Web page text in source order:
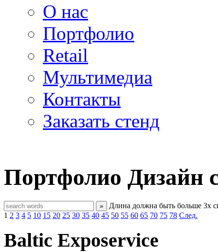
О нас
Портфолио
Retail
Мультимедиа
Контакты
Заказать стенд
Портфолио Дизайн
»
Длина должна быть больше 3х
1 2 3 4 5 10 15 20 25 30 35 40 45 50 55 60 65 70 75 78 След.
Baltic Exposervice